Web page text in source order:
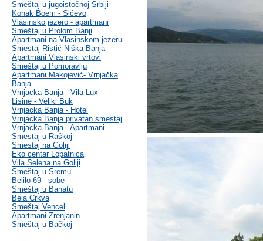
Smeštaj u jugoistočnoj Srbiji
Konak Boem - Sićevo
Vlasinsko jezero - apartmani
Smeštaj u Prolom Banji
Apartmani na Vlasinskom jezeru
Smestaj Ristić Niška Banja
Apartmani Vlasinski vrtovi
Smeštaj u Pomoravlju
Apartmani Makojević- Vrnjačka
Banja
Vrnjacka Banja - Vila Lux
Lisine - Veliki Buk
Vrnjacka Banja - Hotel
Vrnjacka Banja privatan smestaj
Vrnjacka Banja - Apartmani
Smestaj u Raškoj
Smestaj na Goliji
Eko centar Lopatnica
Vila Selena na Goliji
Smeštaj u Sremu
Belilo 69 - sobe
Smeštaj u Banatu
Bela Crkva
Smeštaj Vencel
Apartmani Zrenjanin
Smeštaj u Bačkoj